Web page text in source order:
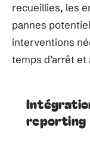
recueillies, les
pannes
interventions
temps d’arrêt
reporting